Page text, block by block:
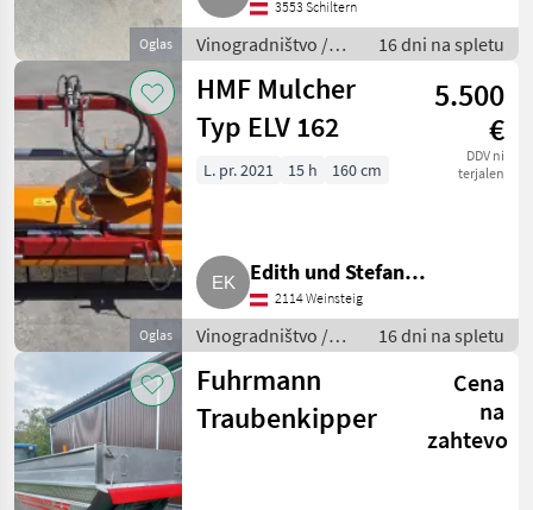
Oglas
3553 Schiltern
Vinogradništvo /
Drugi stroji za
vinogradništvo
16 dni na spletu
Oglas
HMF Mulcher
Typ ELV 162
5.500
€
DDV ni
terjalen
L. pr. 2021 15 h 160 cm
Edith und Stefan
Kriegbaum
2114 Weinsteig
Vinogradništvo /
Drugi stroji za
vinogradništvo
16 dni na spletu
Fuhrmann
Traubenkipper
Cena
na
zahtevo